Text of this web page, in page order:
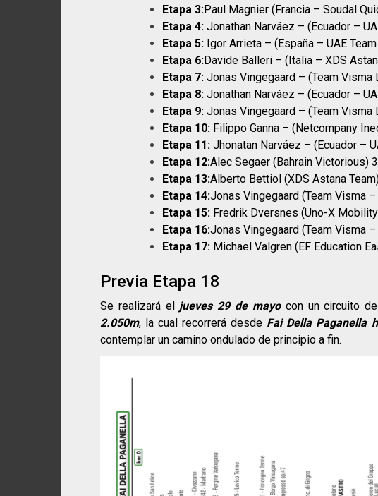
Etapa 3:Paul Magnier (Francia – Soudal
Etapa 4: Jonathan Narváez – (Ecuador –
Etapa 5: Igor Arrieta – (España – UAE
Etapa 6:Davide Balleri – (Italia – XDS
Etapa 7: Jonas Vingegaard – (Team Visma
Etapa 8: Jonathan Narváez – (Ecuador –
Etapa 9: Jonas Vingegaard – (Team Visma
Etapa 10: Filippo Ganna – (Netcompany
Etapa 11: Jhonatan Narváez – (Ecuador –
Etapa 12:Alec Segaer (Bahrain Victorious)
Etapa 13:Alberto Bettiol (XDS Astana
Etapa 14:Jonas Vingegaard (Team Visma
Etapa 15: Fredrik Dversnes (Uno-X
Etapa 16:Jonas Vingegaard (Team Visma
Etapa 17: Michael Valgren (EF Education
Previa Etapa 18
Se realizará el jueves 29 de mayocon un circuito de
2.050m, la cual recorrerá desde Fai Della Paganella
contemplar un camino ondulado de principio a fin.